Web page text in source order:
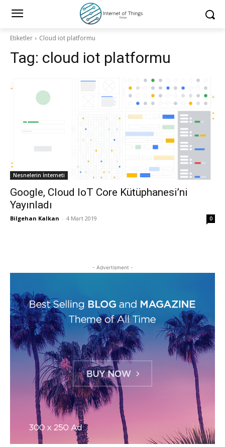
Etiketler Cloud iot platformu
Tag: cloud iot platformu
Nesnelerin İnterneti
Google, Cloud IoT Core Kütüphanesi’ni
Yayınladı
Bilgehan Kalkan - 4 Mart 2019 0
- Advertisment -